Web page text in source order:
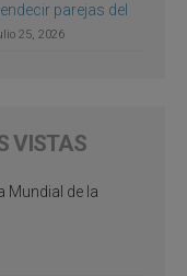
parejas del
25, 2026
VISTAS
Mundial de la